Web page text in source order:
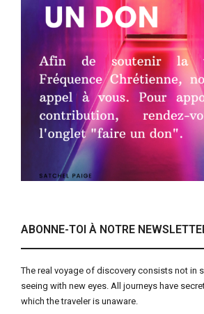
ABONNE-TOI À NOTRE
The real voyage of discovery consists not in
seeing with new eyes. All journeys have
which the traveler is unaware.